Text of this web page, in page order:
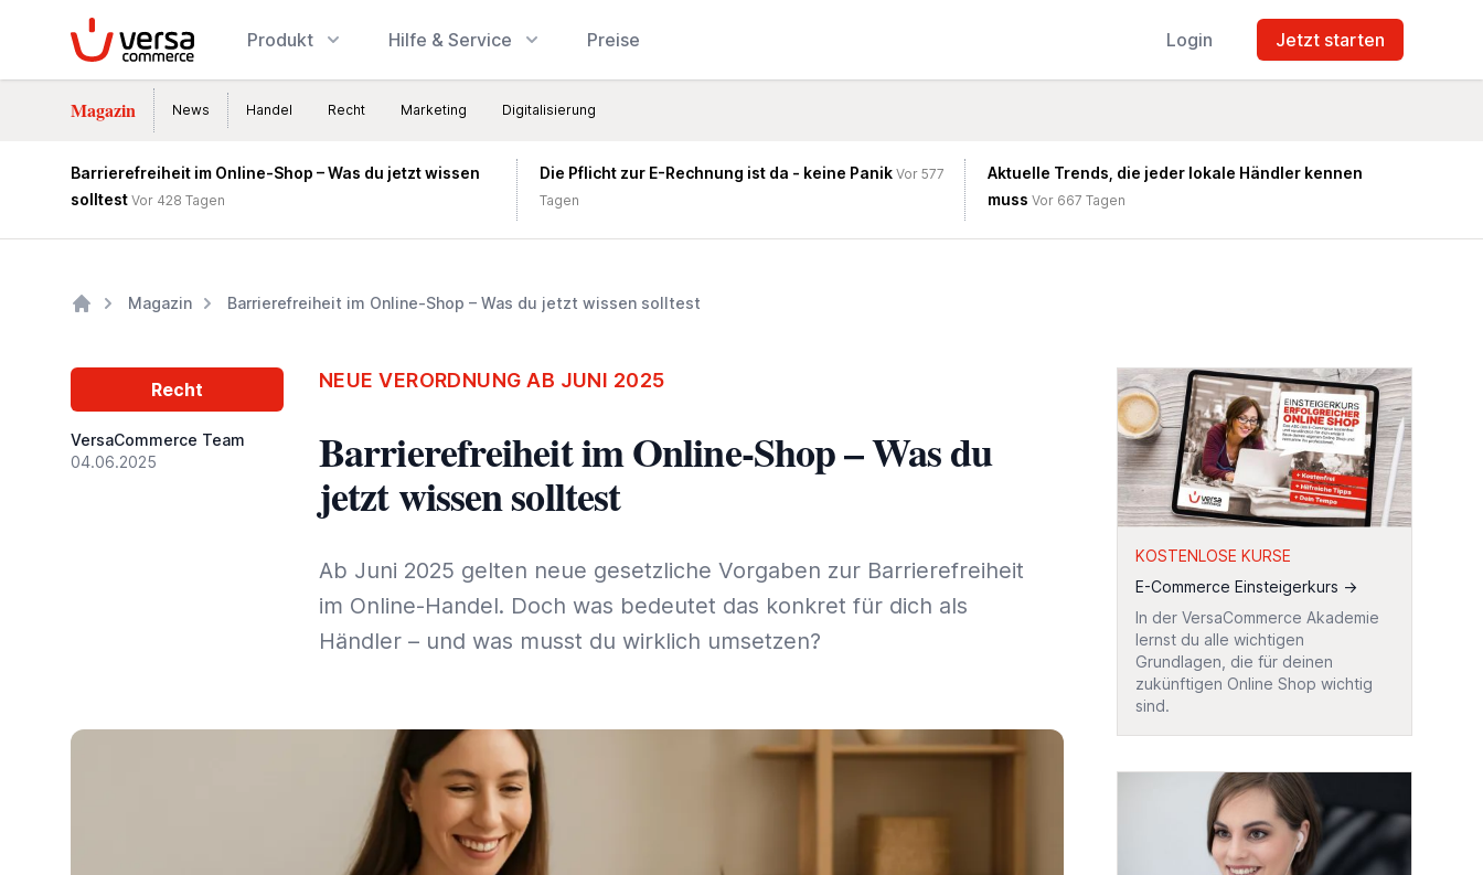
VersaCommerce Produkt Hilfe & Service Preise Login Jetzt starten
Magazin News Handel Recht Marketing Digitalisierung
Barrierefreiheit im Online-Shop – Was du jetzt wissen
solltest Vor 428 Tagen
Die Pflicht zur E-Rechnung ist da - keine PanikVor 577
Tagen
Aktuelle Trends, die jeder lokale Händler kennen
muss Vor 667 Tagen
Magazin Barrierefreiheit im Online-Shop – Was du jetzt wissen solltest
Recht
VersaCommerce Team
04.06.2025
NEUE VERORDNUNG AB JUNI 2025
Barrierefreiheit im Online-Shop – Was du
jetzt wissen solltest
Ab Juni 2025 gelten neue gesetzliche Vorgaben zur Barrierefreiheit
im Online-Handel. Doch was bedeutet das konkret für dich als
Händler – und was musst du wirklich umsetzen?
KOSTENLOSE KURSE
E-Commerce Einsteigerkurs →
In der VersaCommerce Akademie
lernst du alle wichtigen
Grundlagen, die für deinen
zukünftigen Online Shop wichtig
sind.